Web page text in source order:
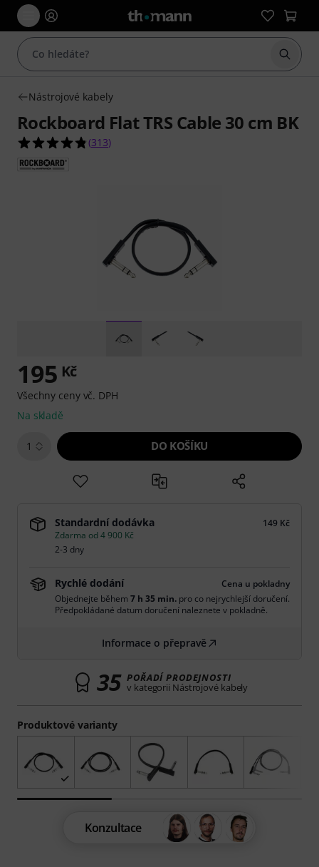
Začít
Nástrojové kabely
Rockboard Flat TRS Cable 30 cm BK
4.8 z 5 hvězdiček z celkového počtu 313
(313)
Produktové varianty
195 Kč
Všechny ceny vč. DPH
Na skladě
1 DO KOŠÍKU
Standardní dodávka
149 Kč
Zdarma od 4 900 Kč
2-3 dny
Rychlé dodání
Cena u pokladny
Objednejte během 7 h 35 min. pro co nejrychlejší doručení.
Předpokládané datum doručení naleznete v pokladně.
Informace o přepravě
35 POŘADÍ PRODEJNOSTI
v kategorii Nástrojové kabely
Konzultace